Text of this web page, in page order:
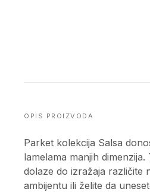
OPIS PROIZVODA
Parket kolekcija Salsa
lamelama manjih
dolaze do izražaja različite
ambijentu ili želite da